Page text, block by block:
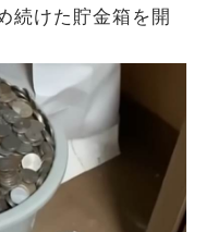
続けた貯金箱を開